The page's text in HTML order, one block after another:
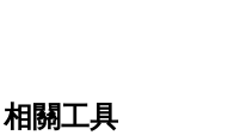
關工具